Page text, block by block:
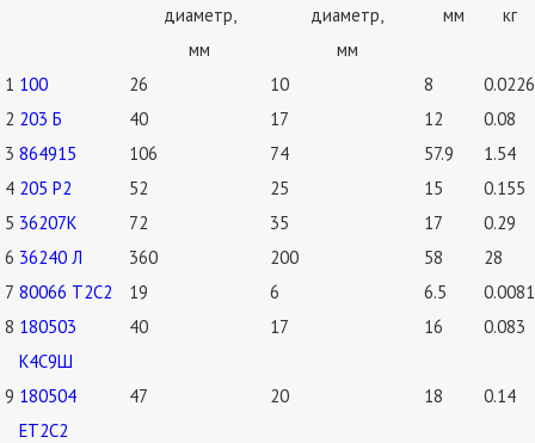
диаметр,
мм
диаметр,
мм
мм
кг
1 100 26 10 8
0.0226
2 203 Б 40 17 12
0.08
3 864915 106 74 57.9
1.54
4 205 Р2 52 25 15
0.155
5 36207К 72 35 17
0.29
6 36240 Л 360 200 58
28
7 80066 Т2С2 19 6 6.5
0.0081
8 180503
К4С9Ш
40 17 16 0.083
9 180504
ЕТ2С2
47 20 18 0.14